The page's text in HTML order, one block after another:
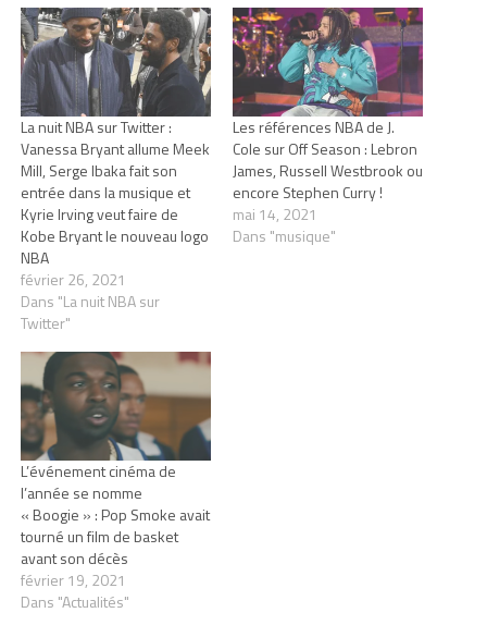
La nuit NBA sur Twitter :
Vanessa Bryant allume Meek
Mill, Serge Ibaka fait son
entrée dans la musique et
Kyrie Irving veut faire de
Kobe Bryant le nouveau logo
NBA
février 26, 2021
Dans "La nuit NBA sur
Twitter"
Les références NBA de J.
Cole sur Off Season : Lebron
James, Russell Westbrook ou
encore Stephen Curry !
mai 14, 2021
Dans "musique"
L’événement cinéma de
l’année se nomme
« Boogie » : Pop Smoke avait
tourné un film de basket
avant son décès
février 19, 2021
Dans "Actualités"